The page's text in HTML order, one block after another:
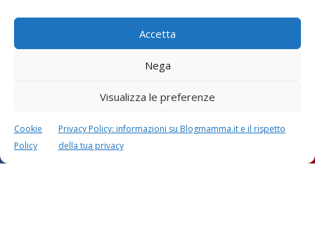
Accetta
Nega
Visualizza le preferenze
Cookie
Policy
Privacy Policy: informazioni su Blogmamma.it e il rispetto
della tua privacy
Festa della mamma:
d’auguri, filastrocche
Le settimane di